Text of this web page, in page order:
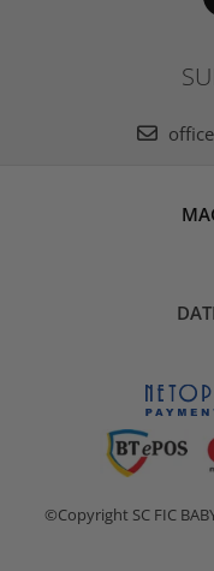
©Copyright SC FIC